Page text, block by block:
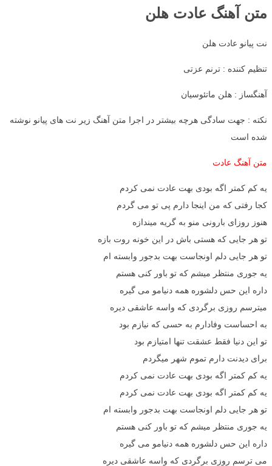
متن آهنگ عادت هلن
نت پیانو عادت هلن
تنظیم کننده : ترنم عزتی
آهنگساز : هلن ماتئوسیان
نکته : جهت سادگی هرچه بیشتر در اجرا متن آهنگ زیر نت های پیانو نوشته
شده است
متن آهنگ عادت
یه کم کمتر اگه بودی بهت عادت نمی کردم
کجا رفتی که من اینجا دارم پی تو می گردم
هنوز روزای بارونی منو به گریه میندازه
تو هر جایی که هستی باش در این خونه روت بازه
تو هر جایی دلم اونجاست بهت بدجور وابسته ام
یه جوری منتظر میشم که تو باور کنی هستم
داره این حس دلشوره همه دنیامو می گیره
میترسم روزی برگردی که واسه عاشقی دیره
به احساست وفادارم به حسی که نیازم بود
تو این دنیا فقط عشقت تنها امتیازم بود
برای دیدنت دارم تموم شهر میگردم
یه کم کمتر اگه بودی بهت عادت نمی کردم
یه کم کمتر اگه بودی بهت عادت نمی کردم
تو هر جایی دلم اونجاست بهت بدجور وابسته ام
یه جوری منتظر میشم که تو باور کنی هستم
داره این حس دلشوره همه دنیامو می گیره
می ترسم روزی برگردی که واسه عاشقی دیره